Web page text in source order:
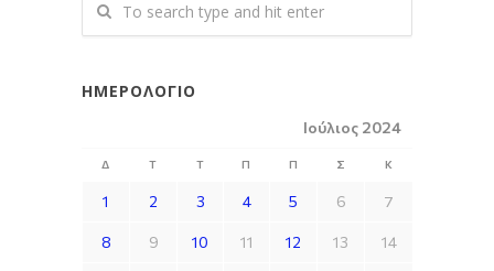
ΗΜΕΡΟΛΌΓΙΟ
Ιούλιος 2024
Δ Τ Τ Π Π Σ Κ
1 2 3 4 5 6 7
8 9 10 11 12 13 14